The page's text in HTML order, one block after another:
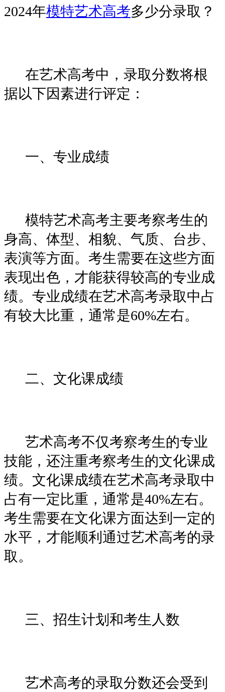
2024年模特艺术高考多少分录取？
在艺术高考中，录取分数将根
据以下因素进行评定：
一、专业成绩
模特艺术高考主要考察考生的
身高、体型、相貌、气质、台步、
表演等方面。考生需要在这些方面
表现出色，才能获得较高的专业成
绩。专业成绩在艺术高考录取中占
有较大比重，通常是60%左右。
二、文化课成绩
艺术高考不仅考察考生的专业
技能，还注重考察考生的文化课成
绩。文化课成绩在艺术高考录取中
占有一定比重，通常是40%左右。
考生需要在文化课方面达到一定的
水平，才能顺利通过艺术高考的录
取。
三、招生计划和考生人数
艺术高考的录取分数还会受到